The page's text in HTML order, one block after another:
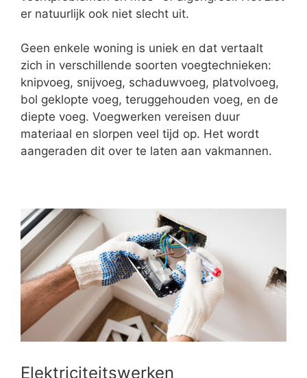
er natuurlijk ook niet slecht uit.
Geen enkele woning is uniek en dat vertaalt
zich in verschillende soorten voegtechnieken:
knipvoeg, snijvoeg, schaduwvoeg, platvolvoeg,
bol geklopte voeg, teruggehouden voeg, en de
diepte voeg. Voegwerken vereisen duur
materiaal en slorpen veel tijd op. Het wordt
aangeraden dit over te laten aan vakmannen.
Elektriciteitswerken